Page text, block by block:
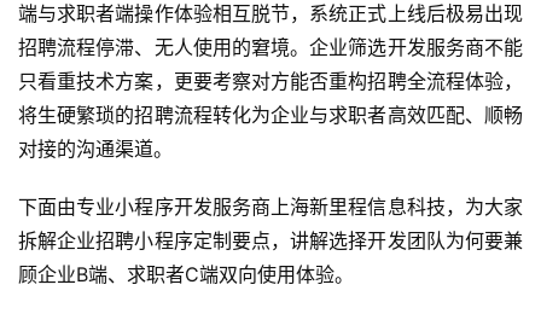
端与求职者端操作体验相互脱节，系统正式上线后极易出现
招聘流程停滞、无人使用的窘境。企业筛选开发服务商不能
只看重技术方案，更要考察对方能否重构招聘全流程体验，
将生硬繁琐的招聘流程转化为企业与求职者高效匹配、顺畅
对接的沟通渠道。
下面由专业小程序开发服务商上海新里程信息科技，为大家
拆解企业招聘小程序定制要点，讲解选择开发团队为何要兼
顾企业B端、求职者C端双向使用体验。